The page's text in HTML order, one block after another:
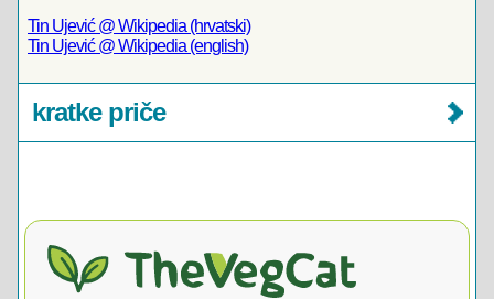
Tin Ujević @ Wikipedia (hrvatski)
Tin Ujević @ Wikipedia (english)
kratke priče